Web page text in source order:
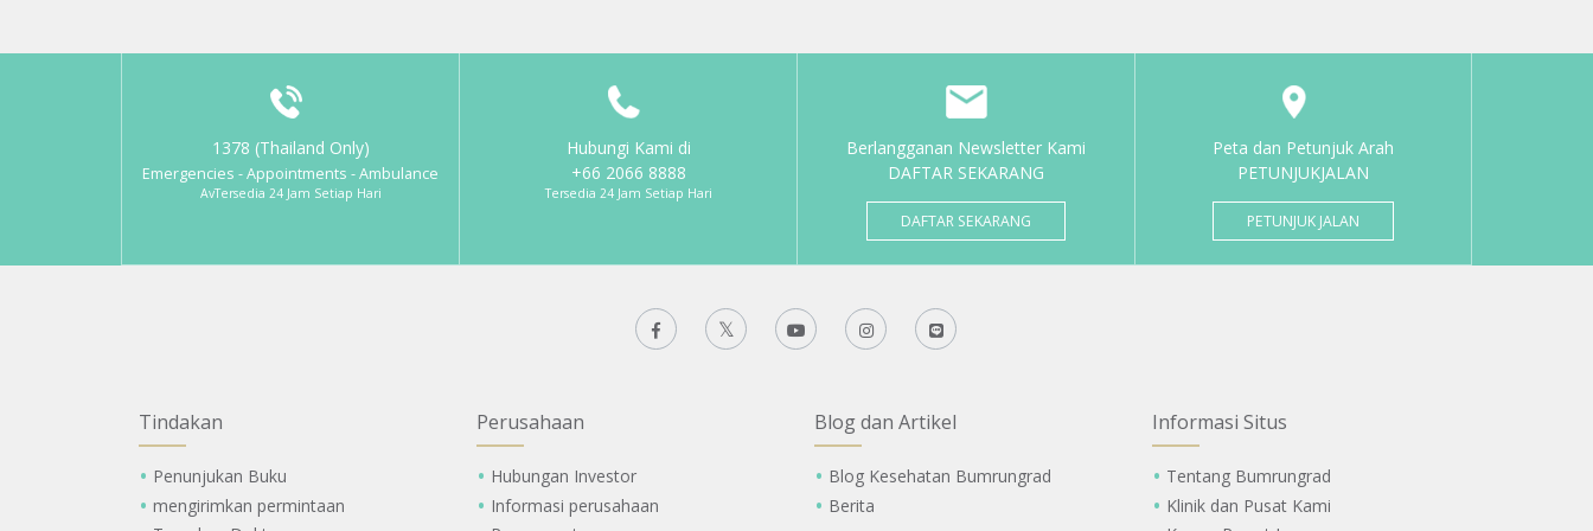
1378 (Thailand Only)
Emergencies - Appointments - Ambulance
AvTersedia 24 Jam Setiap Hari
Hubungi Kami di
+66 2066 8888
Tersedia 24 Jam Setiap Hari
Berlangganan Newsletter Kami
DAFTAR SEKARANG
DAFTAR SEKARANG
Peta dan Petunjuk Arah
PETUNJUKJALAN
PETUNJUK JALAN
Tindakan
Penunjukan Buku
mengirimkan permintaan
Perusahaan
Hubungan Investor
Informasi perusahaan
Blog dan Artikel
Blog Kesehatan Bumrungrad
Berita
Informasi Situs
Tentang Bumrungrad
Klinik dan Pusat Kami